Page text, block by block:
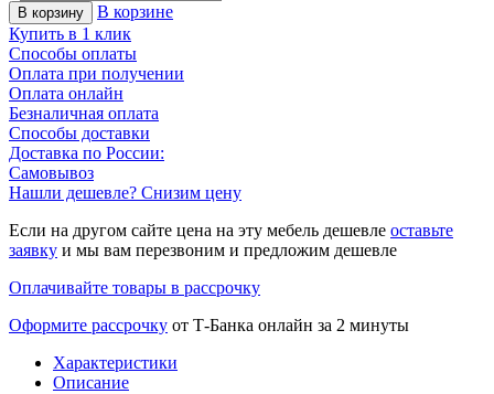
В корзину
В корзине
Купить в 1 клик
Способы оплаты
Оплата при получении
Оплата онлайн
Безналичная оплата
Способы доставки
Доставка по России:
Самовывоз
Нашли дешевле? Снизим цену
Если на другом сайте цена на эту мебель дешевле оставьте
заявку и мы вам перезвоним и предложим дешевле
Оплачивайте товары в рассрочку
Оформите рассрочку от Т-Банка онлайн за 2 минуты
Характеристики
Описание